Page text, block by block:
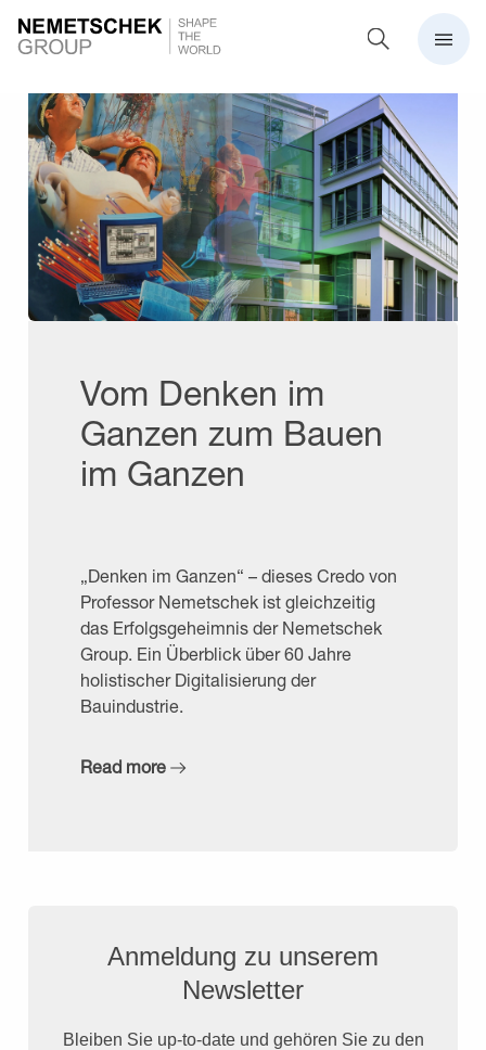
Vom Denken im
Ganzen zum Bauen
im Ganzen
„Denken im Ganzen“ – dieses Credo von
Professor Nemetschek ist gleichzeitig
das Erfolgsgeheimnis der Nemetschek
Group. Ein Überblick über 60 Jahre
holistischer Digitalisierung der
Bauindustrie.
Read more
Anmeldung zu unserem
Newsletter
Bleiben Sie up-to-date und gehören Sie zu den